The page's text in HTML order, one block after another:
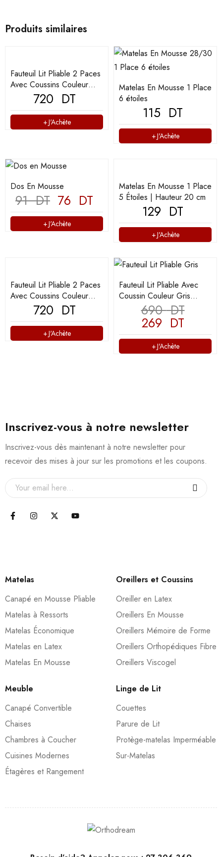
Produits similaires
Fauteuil Lit Pliable 2 Paces
Avec Coussins Couleur
Gris (F2P-101)
720 DT
J'Achète
Matelas En Mousse 1 Place
6 étoiles
115 DT
J'Achète
Dos En Mousse
91DT 76 DT
J'Achète
Matelas En Mousse 1 Place
5 Étoiles | Hauteur 20 cm
129 DT
J'Achète
Fauteuil Lit Pliable 2 Paces
Avec Coussins Couleur
Beige (F2P-100)
720 DT
J'Achète
Fauteuil Lit Pliable Avec
Coussin Couleur Gris
690DT
269 DT
J'Achète
Inscrivez-vous à notre newsletter
Inscrivez-vous dès maintenant à notre newsletter pour
recevoir des mises à jour sur les promotions et les coupons.
Matelas
Canapé en Mousse Pliable
Matelas à Ressorts
Matelas Économique
Matelas en Latex
Matelas En Mousse
Oreillers et Coussins
Oreiller en Latex
Oreillers En Mousse
Oreillers Mémoire de Forme
Oreillers Orthopédiques Fibre
Oreillers Viscogel
Meuble
Canapé Convertible
Chaises
Chambres à Coucher
Cuisines Modernes
Étagères et Rangement
Linge de Lit
Couettes
Parure de Lit
Protège-matelas Imperméable
Sur-Matelas